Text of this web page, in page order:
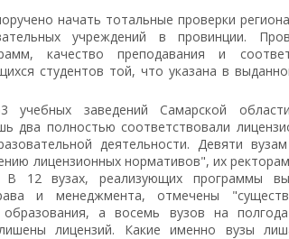
начать тотальные проверки
учреждений в провинции.
качество преподавания и
студентов той, что указана в
учебных заведений Самарской
два полностью соответствовали
деятельности. Девяти
лицензионных нормативов", их
В 12 вузах, реализующих программы
и менеджмента, отмечены
а восемь вузов на
лицензий. Какие именно вузы